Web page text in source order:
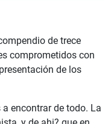
de trece
comprometidos con
de los
encontrar de todo. La